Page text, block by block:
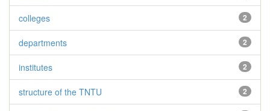
2
colleges
2
departments
2
institutes
2
structure of the TNTU